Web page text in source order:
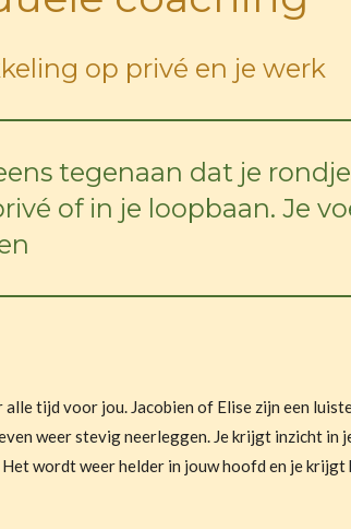
op privé en je werk
tegenaan dat je
of in je loopbaan. Je
tijd voor jou. Jacobien of Elise zijn een
weer stevig neerleggen. Je krijgt inzicht
wordt weer helder in jouw hoofd en je